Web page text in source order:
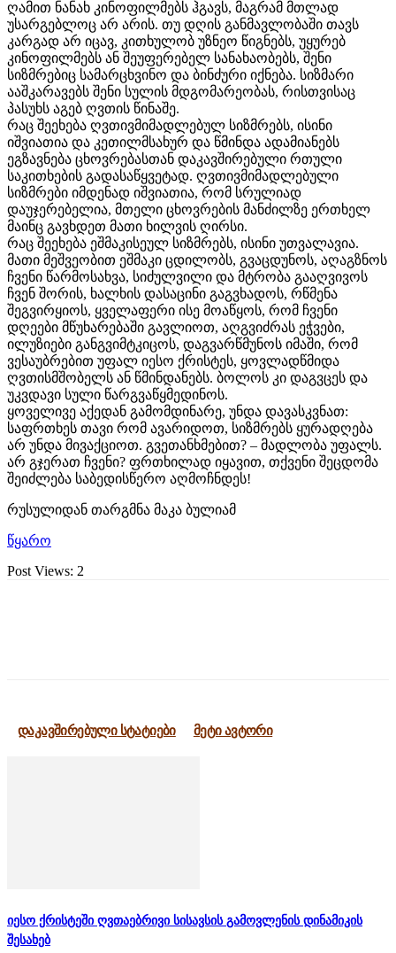
ღამით ნანახ კინოფილმებს ჰგავს, მაგრამ მთლად
უსარგებლოც არ არის. თუ დღის განმავლობაში თავს
კარგად არ იცავ, კითხულობ უზნეო წიგნებს, უყურებ
კინოფილმებს ან შეუფერებელ სანახაობებს, შენი
სიზმრებიც სამარცხვინო და ბინძური იქნება. სიზმარი
ააშკარავებს შენი სულის მდგომარეობას, რისთვისაც
პასუხს აგებ ღვთის წინაშე.
რაც შეეხება ღვთივმიმადლებულ სიზმრებს, ისინი
იშვიათია და კეთილმსახურ და წმინდა ადამიანებს
ეგზავნება ცხოვრებასთან დაკავშირებული რთული
საკითხების გადასაწყვეტად. ღვთივმიმადლებული
სიზმრები იმდენად იშვიათია, რომ სრულიად
დაუჯერებელია, მთელი ცხოვრების მანძილზე ერთხელ
მაინც გავხდეთ მათი ხილვის ღირსი.
რაც შეეხება ეშმაკისეულ სიზმრებს, ისინი უთვალავია.
მათი მეშვეობით ეშმაკი ცდილობს, გვაცდუნოს, აღაგზნოს
ჩვენი წარმოსახვა, სიძულვილი და მტრობა გააღვივოს
ჩვენ შორის, ხალხის დასაცინი გაგვხადოს, რწმენა
შეგვირყიოს, ყველაფერი ისე მოაწყოს, რომ ჩვენი
დღეები მწუხარებაში გავლიოთ, აღგვიძრას ეჭვები,
ილუზიები განგვიმტკიცოს, დაგვარწმუნოს იმაში, რომ
ვესაუბრებით უფალ იესო ქრისტეს, ყოვლადწმიდა
ღვთისმშობელს ან წმინდანებს. ბოლოს კი დაგვცეს და
უკვდავი სული წარგვაწყმედინოს.
ყოველივე აქედან გამომდინარე, უნდა დავასკვნათ:
საფრთხეს თავი რომ ავარიდოთ, სიზმრებს ყურადღება
არ უნდა მივაქციოთ. გვეთანხმებით? – მადლობა უფალს.
არ გჯერათ ჩვენი? ფრთხილად იყავით, თქვენი შეცდომა
შეიძლება საბედისწერო აღმოჩნდეს!
რუსულიდან თარგმნა მაკა ბულიამ
წყარო
Post Views: 2
დაკავშირებული სტატიები მეტი ავტორი
იესო ქრისტეში ღვთაებრივი სისავსის გამოვლენის დინამიკის
შესახებ